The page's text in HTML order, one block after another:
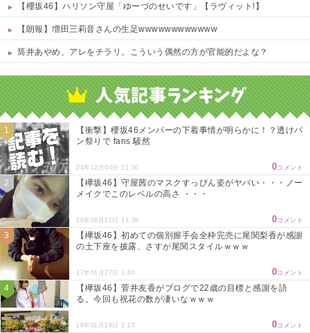
【櫻坂46】ハリソン守屋「ゆーづのせいです」【ラヴィット!】
【朗報】増田三莉音さんの生足wwwwwwwwwwww
筒井あやめ、アレをチラリ。こういう偶然の方が官能的だよな？
【衝撃】櫻坂46メンバーの下着事情が明らかに！？透けパ
ン祭りで fans 騒然
24年12月04日 11:30 0コメント
【欅坂46】守屋茜のマスクすっぴん姿がヤバい・・・ノー
メイクでこのレベルの高さ ・・・
16年06月11日 11:39 0コメント
【欅坂46】初めての個別握手会全枠完売に尾関梨香が感謝
の土下座を披露、さすが尾関スタイルｗｗｗ
17年01月27日 1:40 0コメント
【欅坂46】菅井友香がブログで22歳の目標と感謝を語
る。今回も祝花の数が凄いなｗｗｗ
18年01月19日 2:15 0コメント